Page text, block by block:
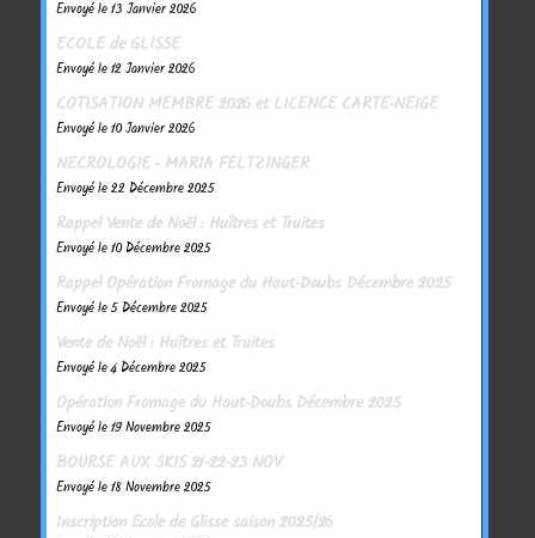
Envoyé le 13 Janvier 2026
ECOLE de GLISSE
Envoyé le 12 Janvier 2026
COTISATION MEMBRE 2026 et LICENCE CARTE-NEIGE
Envoyé le 10 Janvier 2026
NECROLOGIE - MARIA FELTZINGER
Envoyé le 22 Décembre 2025
Rappel Vente de Noël : Huîtres et Truites
Envoyé le 10 Décembre 2025
Rappel Opération Fromage du Haut-Doubs Décembre 2025
Envoyé le 5 Décembre 2025
Vente de Noël : Huîtres et Truites
Envoyé le 4 Décembre 2025
Opération Fromage du Haut-Doubs Décembre 2025
Envoyé le 19 Novembre 2025
BOURSE AUX SKIS 21-22-23 NOV
Envoyé le 18 Novembre 2025
Inscription Ecole de Glisse saison 2025/26